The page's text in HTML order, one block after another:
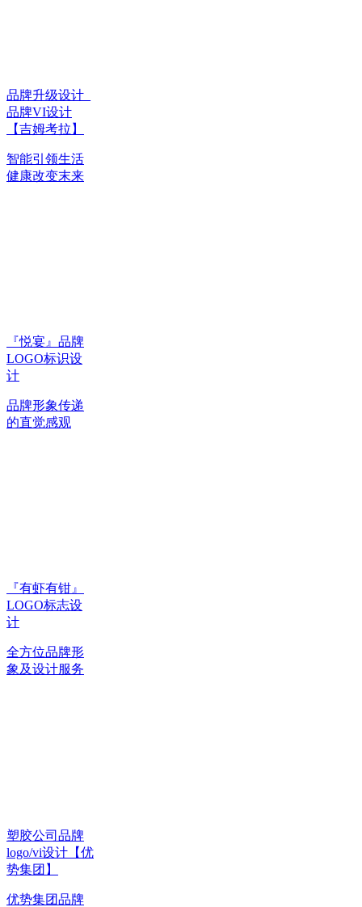
品牌升级设计_
品牌VI设计
【吉姆考拉】
智能引领生活
健康改变末来
『悦宴』品牌
LOGO标识设
计
品牌形象传递
的直觉感观
『有虾有钳』
LOGO标志设
计
全方位品牌形
象及设计服务
塑胶公司品牌
logo/vi设计【优
势集团】
优势集团品牌